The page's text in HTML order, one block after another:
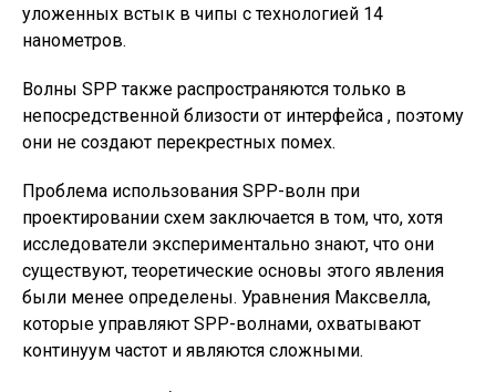
уложенных встык в чипы с технологией 14
нанометров.
Волны SPP также распространяются только в
непосредственной близости от интерфейса , поэтому
они не создают перекрестных помех.
Проблема использования SPP-волн при
проектировании схем заключается в том, что, хотя
исследователи экспериментально знают, что они
существуют, теоретические основы этого явления
были менее определены. Уравнения Максвелла,
которые управляют SPP-волнами, охватывают
континуум частот и являются сложными.